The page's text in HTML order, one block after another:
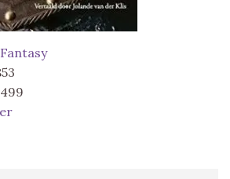
Fantasy